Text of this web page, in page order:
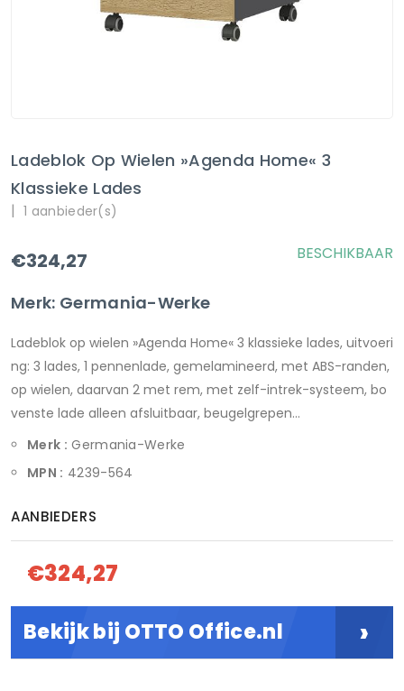
Ladeblok Op Wielen »Agenda Home« 3
Klassieke Lades
| 1 aanbieder(s)
€324,27
Merk: Germania-Werke
BESCHIKBAAR
Ladeblok op wielen »Agenda Home« 3 klassieke lades, uitvoeri
ng: 3 lades, 1 pennenlade, gemelamineerd, met ABS-randen,
op wielen, daarvan 2 met rem, met zelf-intrek-systeem, bo
venste lade alleen afsluitbaar, beugelgrepen...
Merk : Germania-Werke
MPN : 4239-564
AANBIEDERS
€324,27
Bekijk bij OTTO Office.nl ›